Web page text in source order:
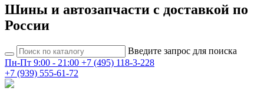
Шины и автозапчасти с доставкой по
России
Введите запрос для поиска
Пн-Пт 9:00 - 21:00 +7 (495) 118-3-228
+7 (939) 555-61-72